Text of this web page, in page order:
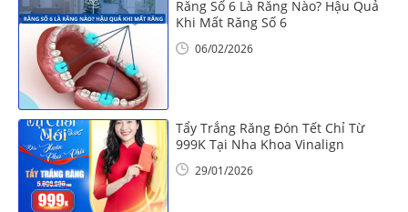
Răng Số 6 Là Răng Nào? Hậu Quả
Khi Mất Răng Số 6
06/02/2026
Tẩy Trắng Răng Đón Tết Chỉ Từ
999K Tại Nha Khoa Vinalign
29/01/2026